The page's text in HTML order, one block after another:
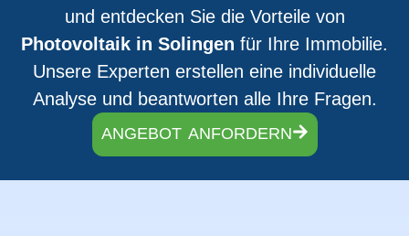
und entdecken Sie die Vorteile von
Photovoltaik in Solingen für Ihre Immobilie.
Unsere Experten erstellen eine individuelle
Analyse und beantworten alle Ihre Fragen.
ANGEBOT ANFORDERN